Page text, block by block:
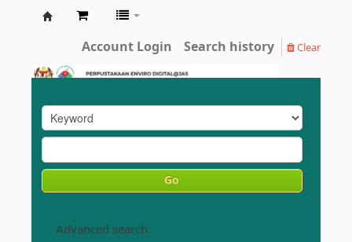
Library
Account Login Search history Clear
Go
Advanced search